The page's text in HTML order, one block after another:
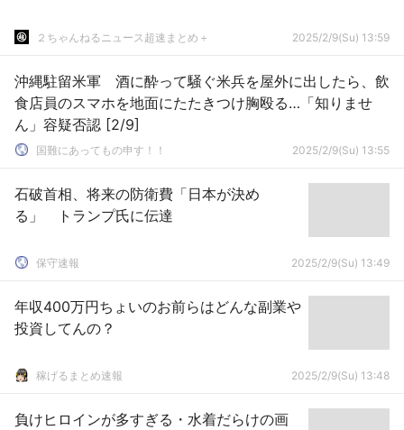
２ちゃんねるニュース超速まとめ＋ 2025/2/9(Su) 13:59
沖縄駐留米軍 酒に酔って騒ぐ米兵を屋外に出したら、飲
食店員のスマホを地面にたたきつけ胸殴る…「知りませ
ん」容疑否認 [2/9]
国難にあってもの申す！！ 2025/2/9(Su) 13:55
石破首相、将来の防衛費「日本が決め
る」 トランプ氏に伝達
保守速報 2025/2/9(Su) 13:49
年収400万円ちょいのお前らはどんな副業や
投資してんの？
稼げるまとめ速報 2025/2/9(Su) 13:48
負けヒロインが多すぎる・水着だらけの画